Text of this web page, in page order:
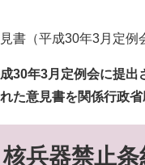
書（平成30年3月定例
30年3月定例会に提出
た意見書を関係行政省
核兵器禁止